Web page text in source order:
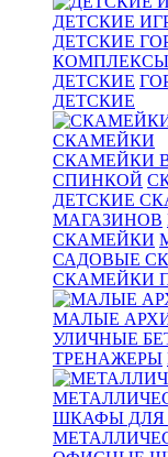
ДЕТСКИЕ
ДЕТСКИЕ
КОМПЛЕКСЫ
ДЕТСКИЕ
ДЕТСКИЕ
СКАМЕЙКИ
СКАМЕЙКИ
СПИНКОЙ
ДЕТСКИЕ
МАГАЗИНОВ
СКАМЕЙКИ
САДОВЫЕ
СКАМЕЙКИ
МАЛЫЕ
УЛИЧНЫЕ
ТРЕНАЖЕРЫ
ШКАФЫ ДЛЯ